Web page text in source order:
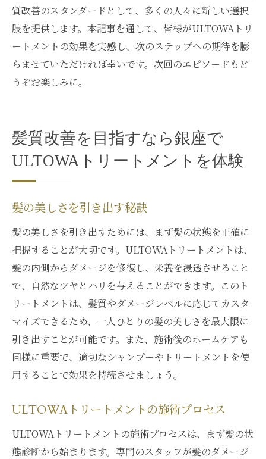
質改善のスタンダードとして、多くの人々に新しい選択
肢を提供します。本記事を通して、皆様がULTOWAトリ
ートメントの効果を実感し、次のステップへの期待を膨
らませていただければ幸いです。次回のエピソードもど
うぞお楽しみに。
髪質改善を目指すなら銀座で
ULTOWAトリートメントを体験
髪の美しさを引き出す秘訣
髪の美しさを引き出すためには、まず髪の状態を正確に
把握することが大切です。ULTOWAトリートメントは、
髪の内側からダメージを修復し、栄養を浸透させること
で、自然なツヤとハリを与えることができます。このト
リートメントは、髪質やダメージレベルに応じてカスタ
マイズできるため、一人ひとりの髪の美しさを最大限に
引き出すことが可能です。また、施術後のホームケアも
同様に重要で、適切なシャンプーやトリートメントを使
用することで効果を持続させましょう。
ULTOWAトリートメントの施術プロセス
ULTOWAトリートメントの施術プロセスは、まず髪の状
態診断から始まります。専門のスタッフが髪のダメージ